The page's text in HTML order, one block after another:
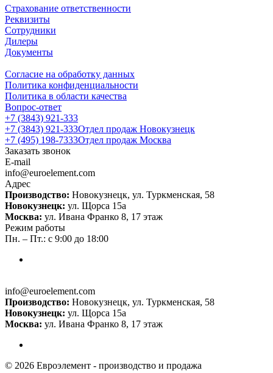
Страхование ответственности
Реквизиты
Сотрудники
Дилеры
Документы
Согласие на обработку данных
Политика конфиденциальности
Политика в области качества
Вопрос-ответ
+7 (3843) 921-333
+7 (3843) 921-333Отдел продаж Новокузнецк
+7 (495) 198-7333Отдел продаж Москва
Заказать звонок
E-mail
info@euroelement.com
Адрес
Производство: Новокузнецк, ул. Туркменская, 58
Новокузнецк: ул. Щорса 15а
Москва: ул. Ивана Франко 8, 17 этаж
Режим работы
Пн. – Пт.: с 9:00 до 18:00
info@euroelement.com
Производство: Новокузнецк, ул. Туркменская, 58
Новокузнецк: ул. Щорса 15а
Москва: ул. Ивана Франко 8, 17 этаж
© 2026 Евроэлемент - производство и продажа